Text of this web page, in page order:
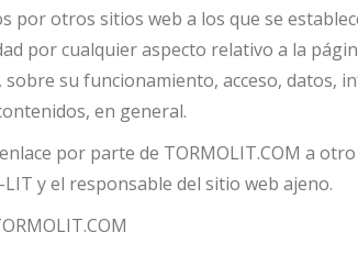
otros sitios web a los que se
por cualquier aspecto relativo a la
su funcionamiento, acceso, datos,
en general.
por parte de TORMOLIT.COM a
y el responsable del sitio web ajeno.